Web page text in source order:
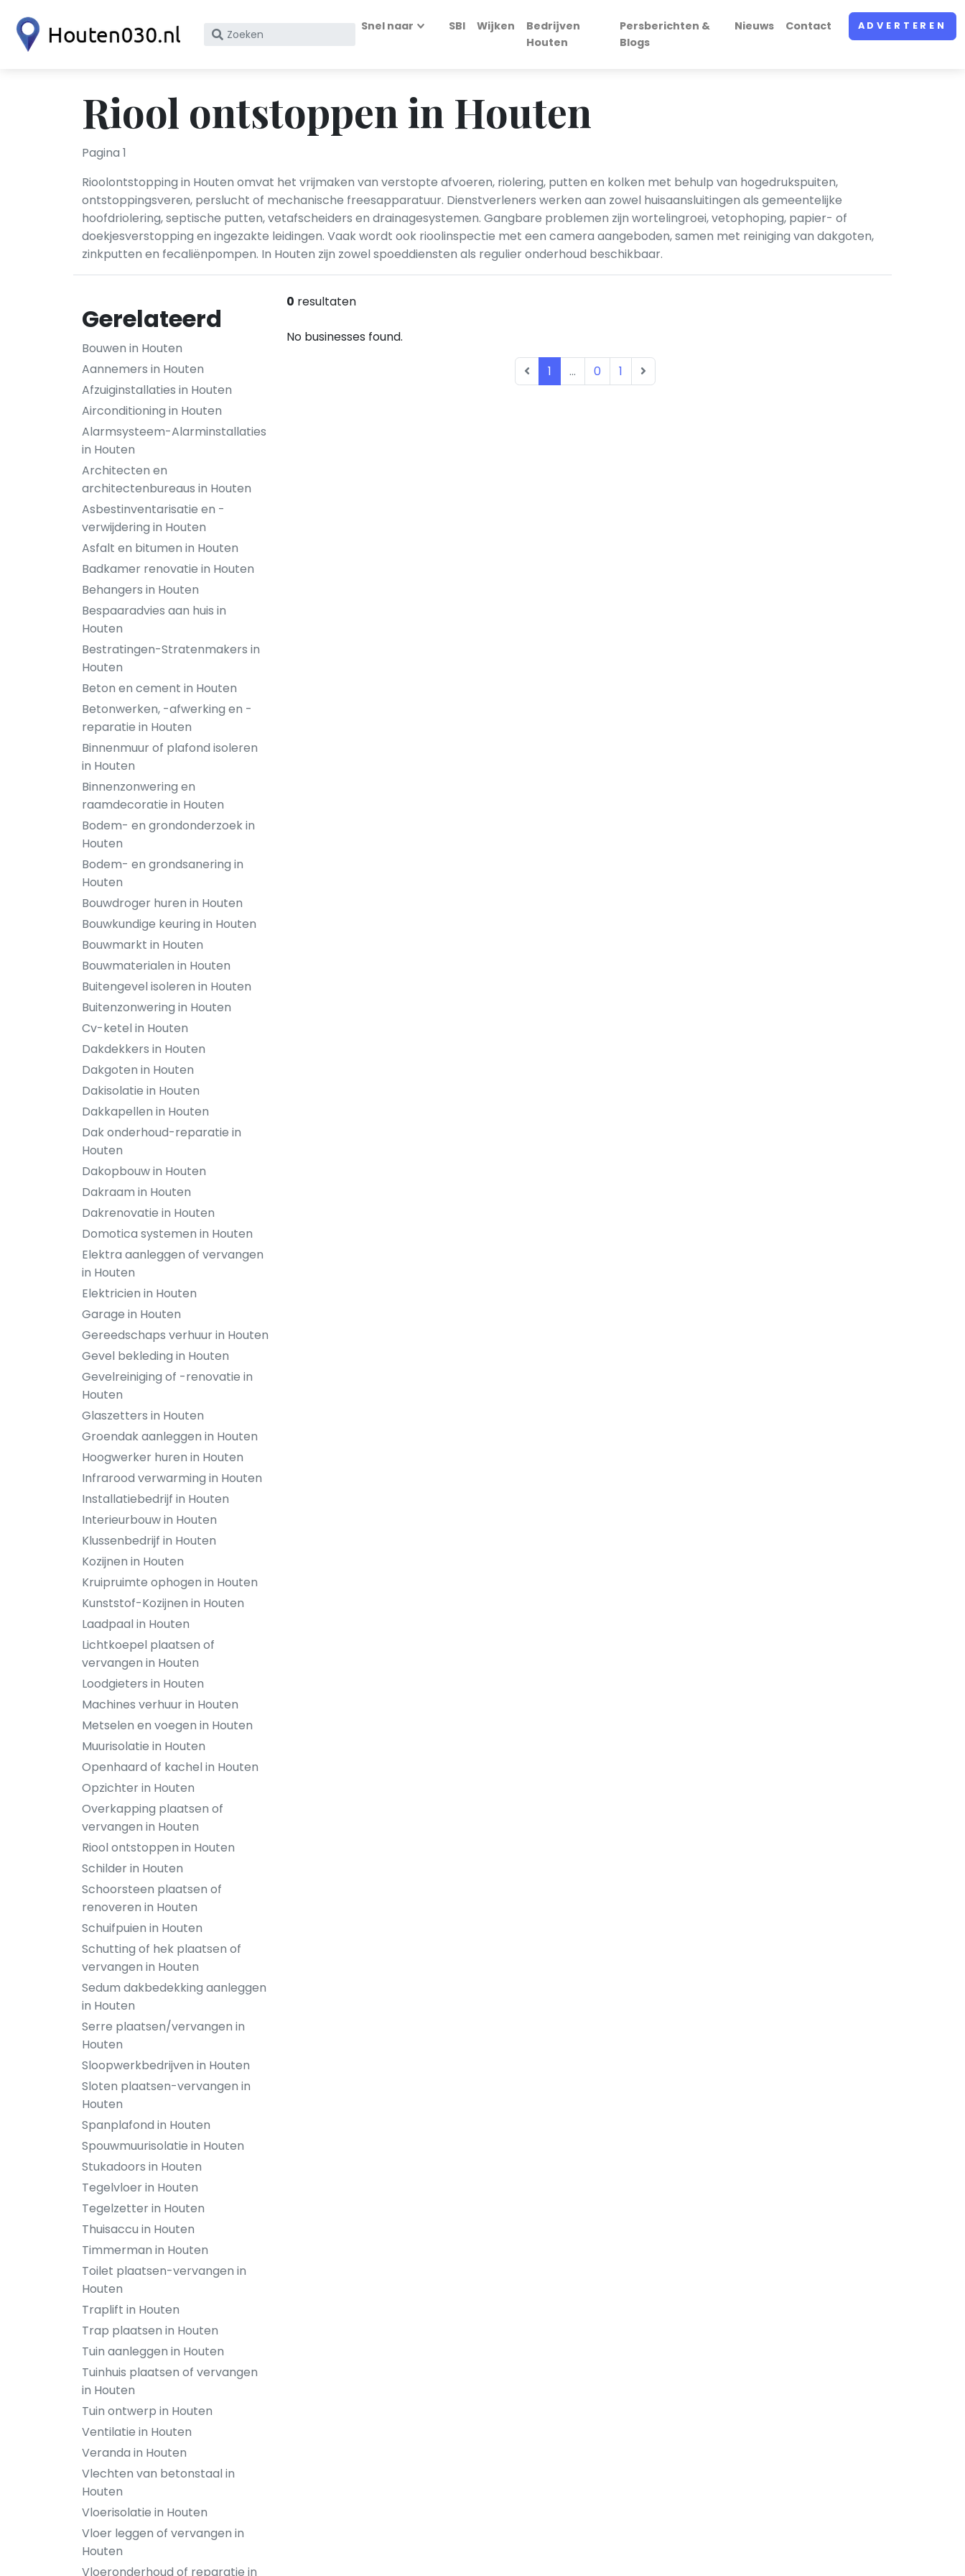
Zoek
KvK
nummer
Snel naar SBI Wijken
Bedrijven
Houten
Persberichten &
Blogs
Nieuws Contact ADVERTEREN
Riool ontstoppen in Houten
Pagina 1
Rioolontstopping in Houten omvat het vrijmaken van verstopte afvoeren, riolering, putten en kolken met behulp van hogedrukspuiten,
ontstoppingsveren, perslucht of mechanische freesapparatuur. Dienstverleners werken aan zowel huisaansluitingen als gemeentelijke
hoofdriolering, septische putten, vetafscheiders en drainagesystemen. Gangbare problemen zijn wortelingroei, vetophoping, papier- of
doekjesverstopping en ingezakte leidingen. Vaak wordt ook rioolinspectie met een camera aangeboden, samen met reiniging van dakgoten,
zinkputten en fecaliënpompen. In Houten zijn zowel spoeddiensten als regulier onderhoud beschikbaar.
Gerelateerd
Bouwen in Houten
Aannemers in Houten
Afzuiginstallaties in Houten
Airconditioning in Houten
Alarmsysteem-Alarminstallaties
in Houten
Architecten en
architectenbureaus in Houten
Asbestinventarisatie en -
verwijdering in Houten
Asfalt en bitumen in Houten
Badkamer renovatie in Houten
Behangers in Houten
Bespaaradvies aan huis in
Houten
Bestratingen-Stratenmakers in
Houten
Beton en cement in Houten
Betonwerken, -afwerking en -
reparatie in Houten
Binnenmuur of plafond isoleren
in Houten
Binnenzonwering en
raamdecoratie in Houten
Bodem- en grondonderzoek in
Houten
Bodem- en grondsanering in
Houten
Bouwdroger huren in Houten
Bouwkundige keuring in Houten
Bouwmarkt in Houten
Bouwmaterialen in Houten
Buitengevel isoleren in Houten
Buitenzonwering in Houten
Cv-ketel in Houten
Dakdekkers in Houten
Dakgoten in Houten
Dakisolatie in Houten
Dakkapellen in Houten
Dak onderhoud-reparatie in
Houten
Dakopbouw in Houten
Dakraam in Houten
Dakrenovatie in Houten
Domotica systemen in Houten
Elektra aanleggen of vervangen
in Houten
Elektricien in Houten
Garage in Houten
Gereedschaps verhuur in Houten
Gevel bekleding in Houten
Gevelreiniging of -renovatie in
Houten
Glaszetters in Houten
Groendak aanleggen in Houten
Hoogwerker huren in Houten
Infrarood verwarming in Houten
Installatiebedrijf in Houten
Interieurbouw in Houten
Klussenbedrijf in Houten
Kozijnen in Houten
Kruipruimte ophogen in Houten
Kunststof-Kozijnen in Houten
Laadpaal in Houten
Lichtkoepel plaatsen of
vervangen in Houten
Loodgieters in Houten
Machines verhuur in Houten
Metselen en voegen in Houten
Muurisolatie in Houten
Openhaard of kachel in Houten
Opzichter in Houten
Overkapping plaatsen of
vervangen in Houten
Riool ontstoppen in Houten
Schilder in Houten
Schoorsteen plaatsen of
renoveren in Houten
Schuifpuien in Houten
Schutting of hek plaatsen of
vervangen in Houten
Sedum dakbedekking aanleggen
in Houten
Serre plaatsen/vervangen in
Houten
Sloopwerkbedrijven in Houten
Sloten plaatsen-vervangen in
Houten
Spanplafond in Houten
Spouwmuurisolatie in Houten
Stukadoors in Houten
Tegelvloer in Houten
Tegelzetter in Houten
Thuisaccu in Houten
Timmerman in Houten
Toilet plaatsen-vervangen in
Houten
Traplift in Houten
Trap plaatsen in Houten
Tuin aanleggen in Houten
Tuinhuis plaatsen of vervangen
in Houten
Tuin ontwerp in Houten
Ventilatie in Houten
Veranda in Houten
Vlechten van betonstaal in
Houten
Vloerisolatie in Houten
Vloer leggen of vervangen in
Houten
Vloeronderhoud of reparatie in
0 resultaten
No businesses found.
1 ... 0 1